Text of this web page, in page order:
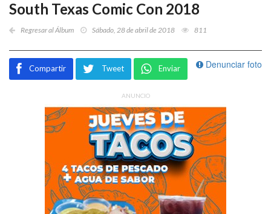
South Texas Comic Con 2018
Regresar al Álbum Sábado, 28 de abril de 2018 811
Denunciar foto
Compartir Tweet Enviar
ANUNCIO